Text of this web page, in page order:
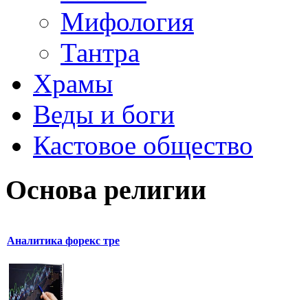
Мифология
Тантра
Храмы
Веды и боги
Кастовое общество
Основа религии
Аналитика форекс тре